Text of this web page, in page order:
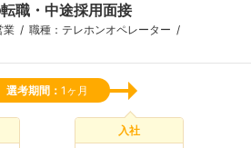
職・中途採用面接
業
職種：テレホンオペレーター
選考期間： 1ヶ月
入社